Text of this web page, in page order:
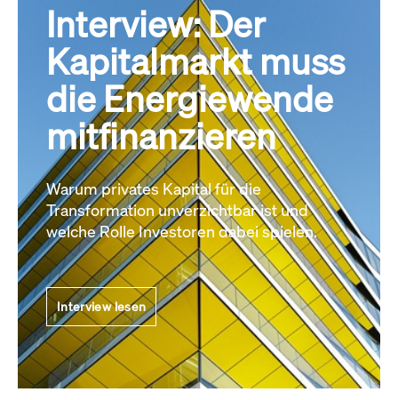
Interview: Der
Kapitalmarkt muss
die Energiewende
mitfinanzieren
Warum privates Kapital für die
Transformation unverzichtbar ist und
welche Rolle Investoren dabei spielen.
Interview lesen